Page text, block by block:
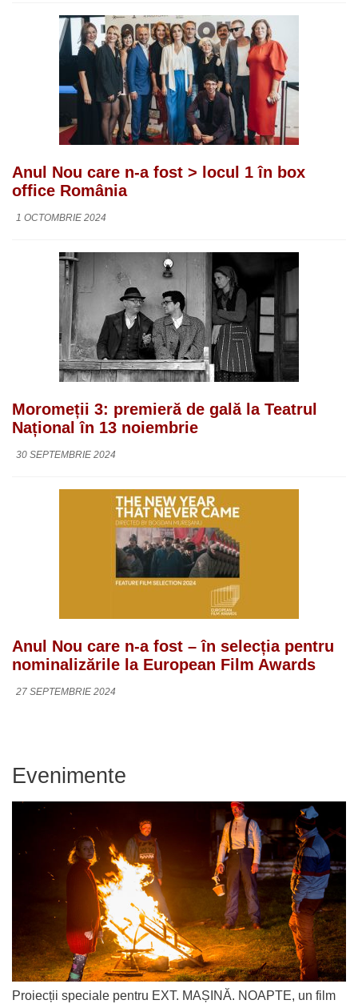
Anul Nou care n-a fost > locul 1 în box
office România
1 OCTOMBRIE 2024
Moromeții 3: premieră de gală la Teatrul
Național în 13 noiembrie
30 SEPTEMBRIE 2024
Anul Nou care n-a fost – în selecția pentru
nominalizările la European Film Awards
27 SEPTEMBRIE 2024
Evenimente
Proiecții speciale pentru EXT. MAȘINĂ. NOAPTE, un film